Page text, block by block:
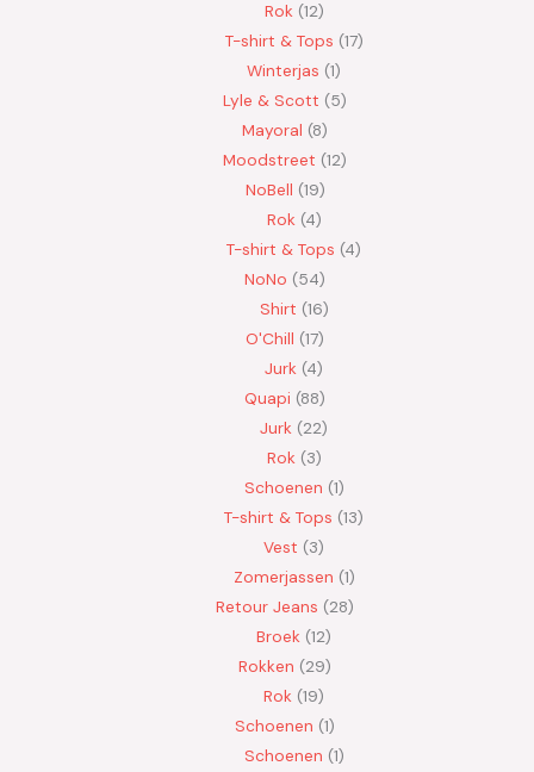
Rok 12
T-shirt & Tops 17
Winterjas 1
Lyle & Scott
5
Mayoral 8
Moodstreet 12
NoBell 19
Rok 4
T-shirt & Tops 4
NoNo
54
Shirt 16
O'Chill 17
Jurk 4
Quapi 88
Jurk 22
Rok 3
Schoenen 1
T-shirt & Tops 13
Vest
3
Zomerjassen 1
Retour Jeans
28
Broek 12
Rokken
29
Rok 19
Schoenen 1
Schoenen 1